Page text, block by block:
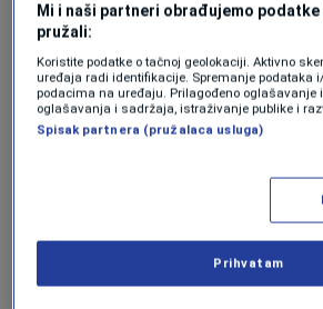
najkonkretniji u pokušaju da ga
Trafford.
Navodno su pregovori već
se da bi posao mogao uskoro
Transfer
miliona eura
Mi i naši partneri obrađujemo
pružali:
Koristite podatke o tačnoj geolokaciji. Aktivno
uređaja radi identifikacije. Spremanje podataka
podacima na uređaju. Prilagođeno oglašavanje
oglašavanja i sadržaja, istraživanje publike i
Spisak partnera (pružalaca usluga)
Prihvatam